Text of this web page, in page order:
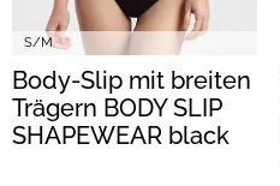
S/M
Body-Slip mit breiten
Trägern BODY SLIP
SHAPEWEAR black